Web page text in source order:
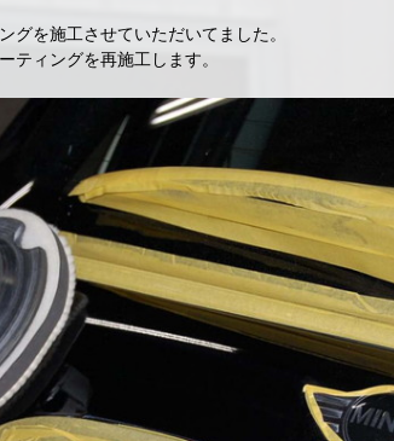
グを施工させていただいてました。
ティングを再施工します。